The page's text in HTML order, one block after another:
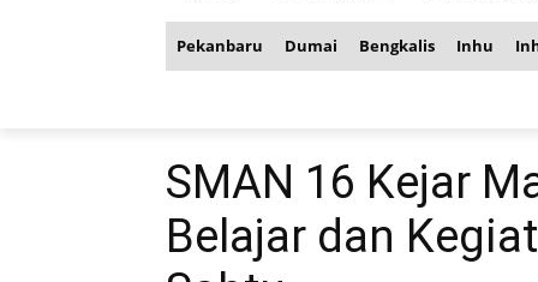
Pekanbaru Dumai Bengkalis Inhu
SMAN 16 Kejar
Belajar dan